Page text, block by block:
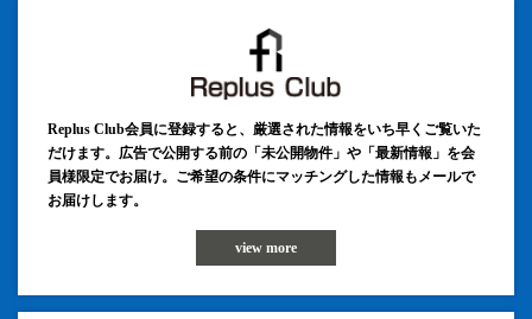
Replus Club会員に登録すると、厳選された情報をいち早くご覧いた
だけます。広告で公開する前の「未公開物件」や「最新情報」を会
員様限定でお届け。ご希望の条件にマッチングした情報もメールで
お届けします。
view more